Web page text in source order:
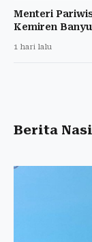
Menteri
Kemiren
1 hari lalu
Berita